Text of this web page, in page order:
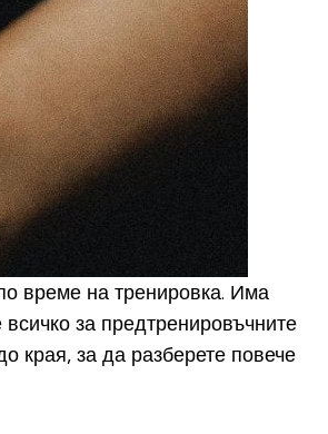
време на тренировка. Има
за предтренировъчните
края, за да разберете повече